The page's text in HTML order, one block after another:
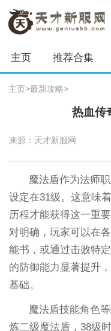
主页 推荐合集
主页>最新攻略>
热血传
来源：天才新服网
魔法盾作为法师
设定在31级。这意味
历程才能获得这一重
对明确，玩家可以在
能书，或通过击败特
的防御能力显著提升
基础。
魔法盾技能角色
炼二级魔法盾，38级